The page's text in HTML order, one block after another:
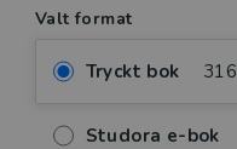
Valt format
Tryckt bok
Studora e-bok